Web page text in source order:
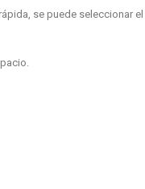
se puede seleccionar